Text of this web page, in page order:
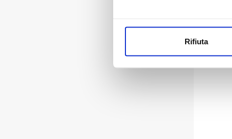
Identificare il tuo
digitali).
Approfondisci come
modificare o ritirare il tuo
Utilizziamo dei cookie
consensi dallo stesso
Rifiuta